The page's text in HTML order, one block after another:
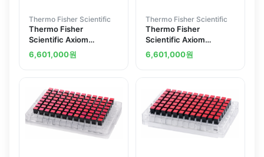
Thermo Fisher Scientific
Thermo Fisher
Scientific Axiom
Genome-Wide CEU 1
Array Plate
6,601,000원
Thermo Fisher Scientific
Thermo Fisher
Scientific Axiom
Genome-Wide EUR 96
array plate
6,601,000원